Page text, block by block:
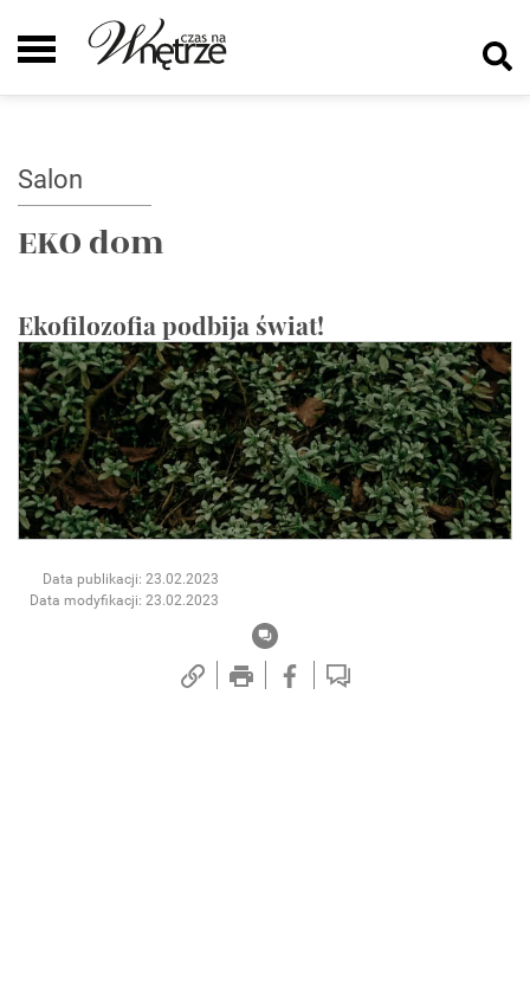
Salon
EKO dom
Ekofilozofia podbija świat!
Data publikacji: 23.02.2023
Data modyfikacji: 23.02.2023